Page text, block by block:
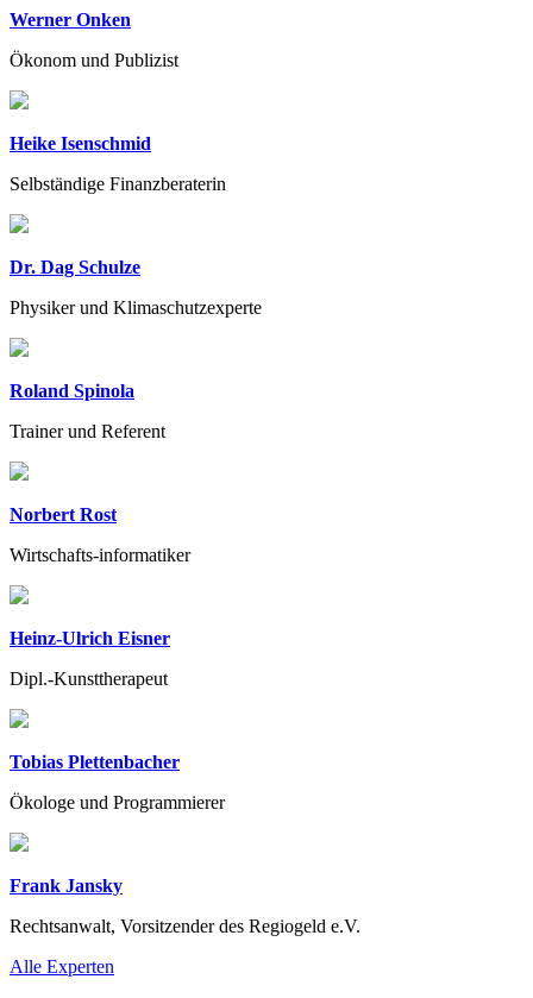
Werner Onken
Ökonom und Publizist
Heike Isenschmid
Selbständige Finanzberaterin
Dr. Dag Schulze
Physiker und Klimaschutzexperte
Roland Spinola
Trainer und Referent
Norbert Rost
Wirtschafts-informatiker
Heinz-Ulrich Eisner
Dipl.-Kunsttherapeut
Tobias Plettenbacher
Ökologe und Programmierer
Frank Jansky
Rechtsanwalt, Vorsitzender des Regiogeld e.V.
Previous
Next
Alle Experten